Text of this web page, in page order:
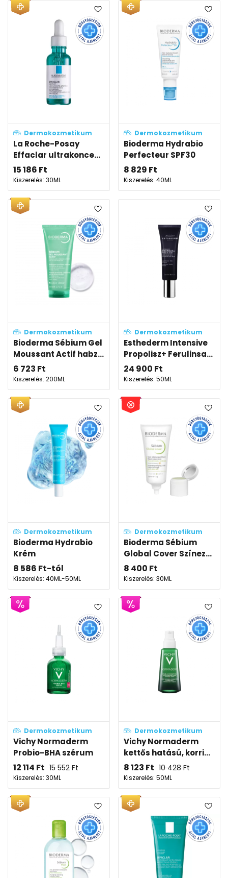
Dermokozmetikum
La Roche-Posay
Effaclar ultrakonce...
15 186 Ft
Kiszerelés: 30ML
Dermokozmetikum
Bioderma Hydrabio
Perfecteur SPF30
8 829 Ft
Kiszerelés: 40ML
Dermokozmetikum
Bioderma Sébium Gel
Moussant Actif habz...
6 723 Ft
Kiszerelés: 200ML
Dermokozmetikum
Esthederm Intensive
Propolisz+ Ferulinsa...
24 900 Ft
Kiszerelés: 50ML
Dermokozmetikum
Bioderma Hydrabio
Krém
8 586 Ft-tól
Kiszerelés: 40ML-50ML
Dermokozmetikum
Bioderma Sébium
Global Cover Színez...
8 400 Ft
Kiszerelés: 30ML
Dermokozmetikum
Vichy Normaderm
Probio-BHA szérum
12 114 Ft 15 552Ft
Kiszerelés: 30ML
Dermokozmetikum
Vichy Normaderm
kettős hatású, korri...
8 123 Ft 10 428Ft
Kiszerelés: 50ML